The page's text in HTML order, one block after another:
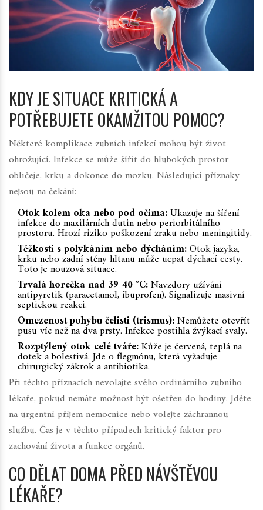
KDY JE SITUACE KRITICKÁ A
POTŘEBUJETE OKAMŽITOU POMOC?
Některé komplikace zubních infekcí mohou být život
ohrožující. Infekce se může šířit do hlubokých prostor
obličeje, krku a dokonce do mozku. Následující příznaky
nejsou na čekání:
Otok kolem oka nebo pod očima:Ukazuje na šíření
infekce do maxilárních dutin nebo periorbitálního
prostoru. Hrozí riziko poškození zraku nebo meningitidy.
Těžkosti s polykáním nebo dýcháním:Otok jazyka,
krku nebo zadní stěny hltanu může ucpat dýchací cesty.
Toto je nouzová situace.
Trvalá horečka nad 39-40 °C:Navzdory užívání
antipyretik (paracetamol, ibuprofen). Signalizuje masivní
septickou reakci.
Omezenost pohybu čelisti (trismus):Nemůžete otevřít
pusu víc než na dva prsty. Infekce postihla žvýkací svaly.
Rozptýlený otok celé tváře:Kůže je červená, teplá na
dotek a bolestivá. Jde o flegmónu, která vyžaduje
chirurgický zákrok a antibiotika.
Při těchto příznacích nevolajte svého ordinárního zubního
lékaře, pokud nemáte možnost být ošetřen do hodiny. Jděte
na urgentní příjem nemocnice nebo volejte záchrannou
službu. Čas je v těchto případech kritický faktor pro
zachování života a funkce orgánů.
CO DĚLAT DOMA PŘED NÁVŠTĚVOU
LÉKAŘE?